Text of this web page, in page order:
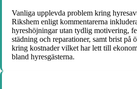
Vanliga upplevda problem kring
Rikshem enligt kommentarerna
hyreshöjningar utan tydlig motivering,
städning och reparationer, samt brist på
kring kostnader vilket har lett till
bland hyresgästerna.